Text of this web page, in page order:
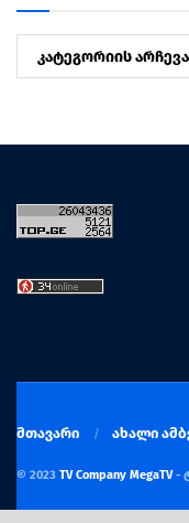
მთავარი ახალი
© 2023 TV Company MegaTV-